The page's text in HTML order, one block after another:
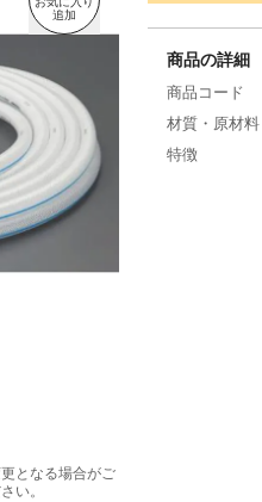
となる場合がご
い。
商品の詳細
商品コード
材質・原材
特徴